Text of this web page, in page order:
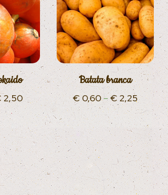
2,50
Batata branca
€ 0,60– €2,25